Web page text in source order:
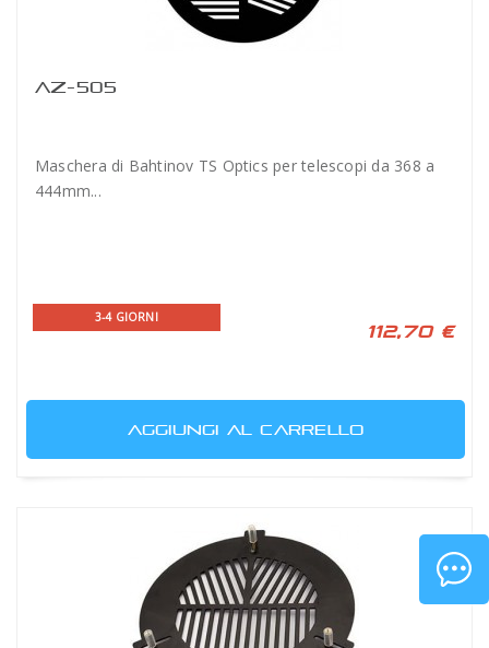
AZ-505
Maschera di Bahtinov TS Optics per telescopi da 368 a
444mm...
3-4 GIORNI
112,70 €
AGGIUNGI AL CARRELLO